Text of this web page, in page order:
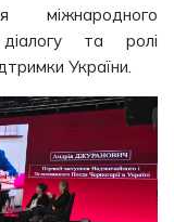
міжнародного
діалогу та ролі
України.